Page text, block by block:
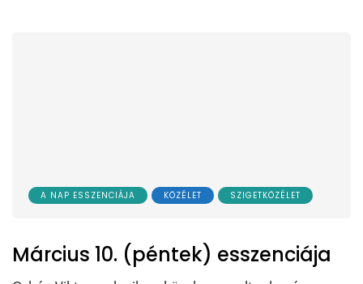
A NAP ESSZENCIÁJA KÖZÉLET SZIGETKÖZÉLET
Március 10. (péntek) esszenciája